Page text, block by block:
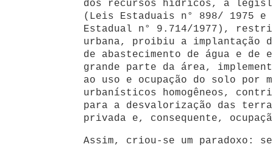
dos recursos hídricos, a
(Leis Estaduais n° 898/ 1975 e
Estadual n° 9.714/1977),
urbana, proibiu a implantação
de abastecimento de água e de
grande parte da área,
ao uso e ocupação do solo por
urbanísticos homogêneos,
para a desvalorização das
privada e, consequente,
Assim, criou-se um paradoxo: